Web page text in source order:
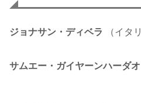
ジョナサン・ディベラ （イタ
サムエー・ガイヤーンハーダオ